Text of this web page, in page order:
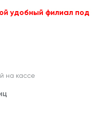
удобный филиал под
на кассе